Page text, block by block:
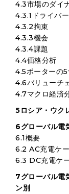
4.3市場のダイ
4.3.1ドライバー
4.3.2拘束
4.3.3機会
4.3.4課題
4.4価格分析
4.5ポーターの
4.6バリューチ
4.7マクロ経済
5ロシア・ウク
6グローバル電
6.1概要
6.2 AC充電ケ
6.3 DC充電ケ
7グローバル電
ン別